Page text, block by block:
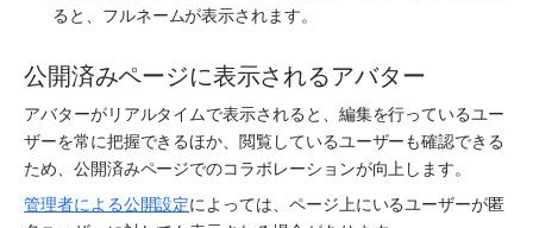
ると、フルネームが表示されます。
公開済みページに表示されるアバター
アバターがリアルタイムで表示されると、編集を行っているユー
ザーを常に把握できるほか、閲覧しているユーザーも確認できる
ため、公開済みページでのコラボレーションが向上します。
管理者による公開設定によっては、ページ上にいるユーザーが匿